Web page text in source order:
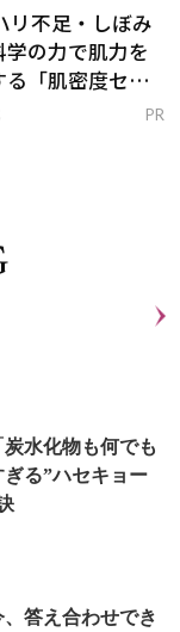
リ不足・しぼみ
学の力で肌力を
る「肌密度セラ
PR
水化物も何でも
る”ハセキョー
、答え合わせでき